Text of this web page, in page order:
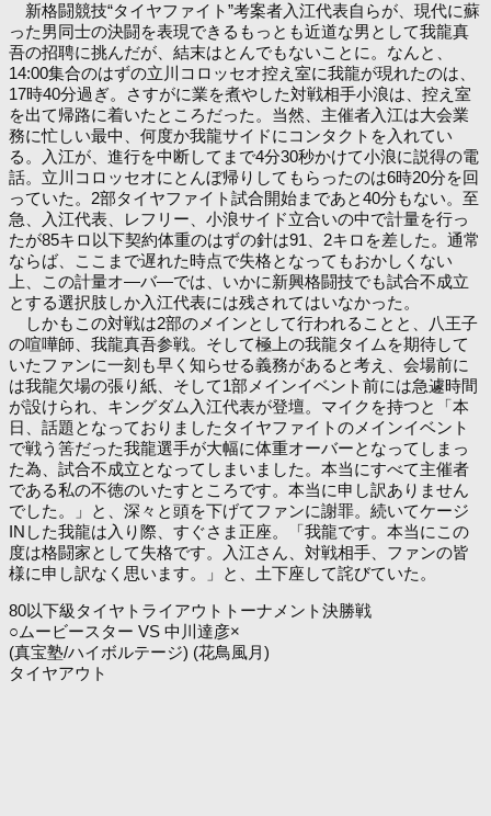
新格闘競技“タイヤファイト”考案者入江代表自らが、現代に蘇
った男同士の決闘を表現できるもっとも近道な男として我龍真
吾の招聘に挑んだが、結末はとんでもないことに。なんと、
14:00集合のはずの立川コロッセオ控え室に我龍が現れたのは、
17時40分過ぎ。さすがに業を煮やした対戦相手小浪は、控え室
を出て帰路に着いたところだった。当然、主催者入江は大会業
務に忙しい最中、何度か我龍サイドにコンタクトを入れてい
る。入江が、進行を中断してまで4分30秒かけて小浪に説得の電
話。立川コロッセオにとんぼ帰りしてもらったのは6時20分を回
っていた。2部タイヤファイト試合開始まであと40分もない。至
急、入江代表、レフリー、小浪サイド立合いの中で計量を行っ
たが85キロ以下契約体重のはずの針は91、2キロを差した。通常
ならば、ここまで遅れた時点で失格となってもおかしくない
上、この計量オ―バ―では、いかに新興格闘技でも試合不成立
とする選択肢しか入江代表には残されてはいなかった。
しかもこの対戦は2部のメインとして行われることと、八王子
の喧嘩師、我龍真吾参戦。そして極上の我龍タイムを期待して
いたファンに一刻も早く知らせる義務があると考え、会場前に
は我龍欠場の張り紙、そして1部メインイベント前には急遽時間
が設けられ、キングダム入江代表が登壇。マイクを持つと「本
日、話題となっておりましたタイヤファイトのメインイベント
で戦う筈だった我龍選手が大幅に体重オーバーとなってしまっ
た為、試合不成立となってしまいました。本当にすべて主催者
である私の不徳のいたすところです。本当に申し訳ありません
でした。」と、深々と頭を下げてファンに謝罪。続いてケージ
INした我龍は入り際、すぐさま正座。「我龍です。本当にこの
度は格闘家として失格です。入江さん、対戦相手、ファンの皆
様に申し訳なく思います。」と、土下座して詫びていた。
80以下級タイヤトライアウトトーナメント決勝戦
○ムービースター VS 中川達彦×
(真宝塾/ハイボルテージ) (花鳥風月)
タイヤアウト